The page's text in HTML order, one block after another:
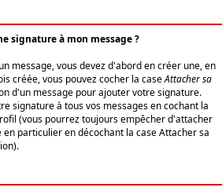
signature à mon message ?
message, vous devez d'abord en créer une, en
créée, vous pouvez cocher la caseAttacher sa
d'un message pour ajouter votre signature.
signature à tous vos messages en cochant la
(vous pourrez toujours empêcher d'attacher
particulier en décochant la case Attacher sa